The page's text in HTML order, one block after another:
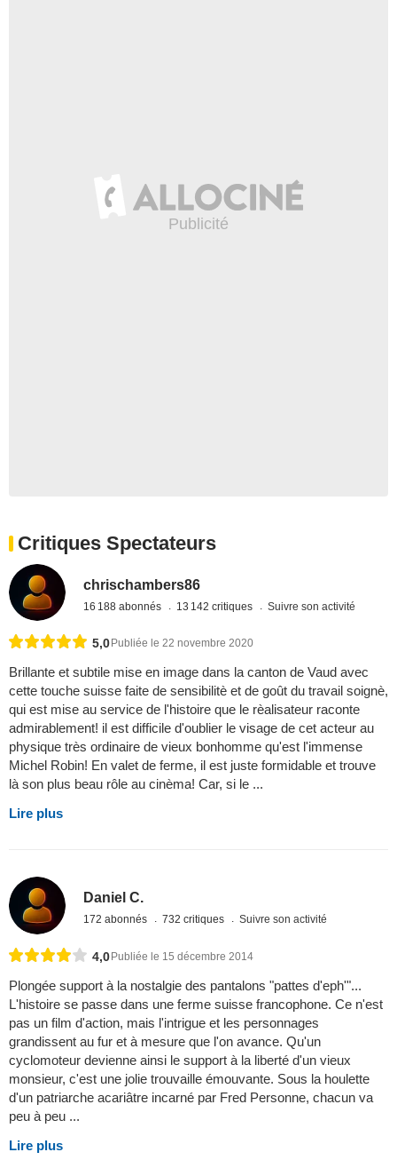
Critiques Spectateurs
chrischambers86
16 188 abonnés 13 142 critiques Suivre son activité
5,0 Publiée le 22 novembre 2020
Brillante et subtile mise en image dans la canton de Vaud avec
cette touche suisse faite de sensibilitè et de goût du travail soignè,
qui est mise au service de l'histoire que le rèalisateur raconte
admirablement! il est difficile d'oublier le visage de cet acteur au
physique très ordinaire de vieux bonhomme qu'est l'immense
Michel Robin! En valet de ferme, il est juste formidable et trouve
là son plus beau rôle au cinèma! Car, si le ...
Lire plus
Daniel C.
172 abonnés 732 critiques Suivre son activité
4,0Publiée le 15 décembre 2014
Plongée support à la nostalgie des pantalons "pattes d'eph'"...
L'histoire se passe dans une ferme suisse francophone. Ce n'est
pas un film d'action, mais l'intrigue et les personnages
grandissent au fur et à mesure que l'on avance. Qu'un
cyclomoteur devienne ainsi le support à la liberté d'un vieux
monsieur, c'est une jolie trouvaille émouvante. Sous la houlette
d'un patriarche acariâtre incarné par Fred Personne, chacun va
peu à peu ...
Lire plus